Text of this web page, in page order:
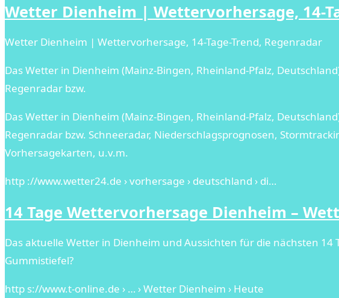
Wetter Dienheim | Wettervorhersage, 14-
Wetter Dienheim | Wettervorhersage, 14-Tage-Trend, Regenradar
Das Wetter in Dienheim (Mainz-Bingen, Rheinland-Pfalz,
Regenradar bzw.
Das Wetter in Dienheim (Mainz-Bingen, Rheinland-Pfalz,
Regenradar bzw. Schneeradar, Niederschlagsprognosen,
Vorhersagekarten, u.v.m.
http ://www.wetter24.de › vorhersage › deutschland › di…
14 Tage Wettervorhersage Dienheim –
Das aktuelle Wetter in Dienheim und Aussichten für die nächsten 14
Gummistiefel?
http s://www.t-online.de › … › Wetter Dienheim › Heute